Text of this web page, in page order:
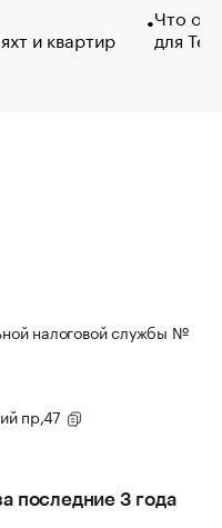
и квартир
Что
для
налоговой службы №
пр,47
последние 3 года